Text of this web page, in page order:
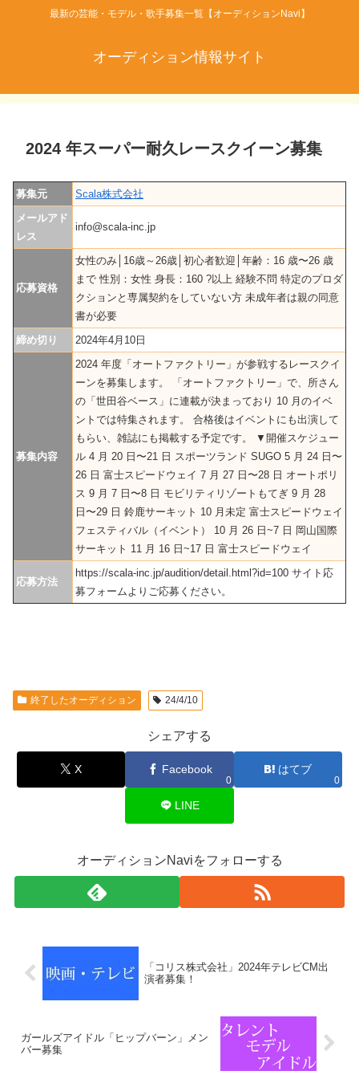
最新の芸能・モデル・歌手募集一覧【オーディションNavi】
オーディション情報サイト
2024 年スーパー耐久レースクイーン募集
募集元
Scala株式会社
メールアド
レス
info@scala-inc.jp
応募資格
女性のみ│16歳～26歳│初心者歓迎│年齢：16 歳〜26 歳
まで 性別：女性 身長：160 ?以上 経験不問 特定のプロダ
クションと専属契約をしていない方 未成年者は親の同意
書が必要
締め切り
2024年4月10日
募集内容
2024 年度「オートファクトリー」が参戦するレースクイ
ーンを募集します。 「オートファクトリー」で、所さん
の「世田谷ベース」に連載が決まっており 10 月のイベ
ントでは特集されます。 合格後はイベントにも出演して
もらい、雑誌にも掲載する予定です。 ▼開催スケジュー
ル 4 月 20 日〜21 日 スポーツランド SUGO 5 月 24 日〜
26 日 富士スピードウェイ 7 月 27 日〜28 日 オートポリ
ス 9 月 7 日〜8 日 モビリティリゾートもてぎ 9 月 28
日〜29 日 鈴鹿サーキット 10 月未定 富士スピードウェイ
フェスティバル（イベント） 10 月 26 日~7 日 岡山国際
サーキット 11 月 16 日~17 日 富士スピードウェイ
応募方法
https://scala-inc.jp/audition/detail.html?id=100 サイト応
募フォームよりご応募ください。
終了したオーディション 24/4/10
シェアする
X Facebook
0
はてブ
0
LINE
オーディションNaviをフォローする
「コリス株式会社」2024年テレビCM出
演者募集！
ガールズアイドル「ヒップバーン」メン
バー募集